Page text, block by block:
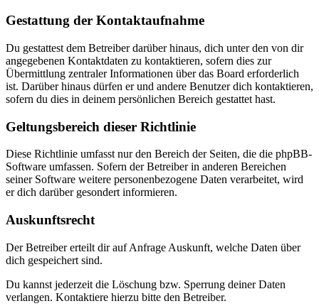
Gestattung der Kontaktaufnahme
Du gestattest dem Betreiber darüber hinaus, dich unter den von dir
angegebenen Kontaktdaten zu kontaktieren, sofern dies zur
Übermittlung zentraler Informationen über das Board erforderlich
ist. Darüber hinaus dürfen er und andere Benutzer dich kontaktieren,
sofern du dies in deinem persönlichen Bereich gestattet hast.
Geltungsbereich dieser Richtlinie
Diese Richtlinie umfasst nur den Bereich der Seiten, die die phpBB-
Software umfassen. Sofern der Betreiber in anderen Bereichen
seiner Software weitere personenbezogene Daten verarbeitet, wird
er dich darüber gesondert informieren.
Auskunftsrecht
Der Betreiber erteilt dir auf Anfrage Auskunft, welche Daten über
dich gespeichert sind.
Du kannst jederzeit die Löschung bzw. Sperrung deiner Daten
verlangen. Kontaktiere hierzu bitte den Betreiber.